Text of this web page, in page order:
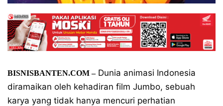
BISNISBANTEN.COM –Dunia animasi Indonesia
diramaikan oleh kehadiran film Jumbo, sebuah
karya yang tidak hanya mencuri perhatian